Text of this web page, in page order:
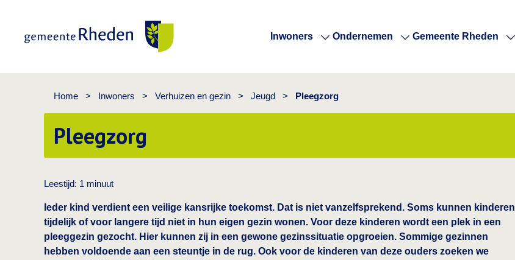
Inwoners Ondernemen Gemeente Rheden
Home > Inwoners > Verhuizen en gezin > Jeugd > Pleegzorg
Pleegzorg
Leestijd: 1 minuut
Ieder kind verdient een veilige kansrijke toekomst. Dat is niet vanzelfsprekend. Soms kunnen kinderen
tijdelijk of voor langere tijd niet in hun eigen gezin wonen. Voor deze kinderen wordt een plek in een
pleeggezin gezocht. Hier kunnen zij in een gewone gezinssituatie opgroeien. Sommige gezinnen
hebben voldoende aan een steuntje in de rug. Ook voor de kinderen van deze ouders zoeken we